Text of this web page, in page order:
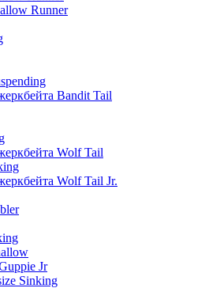
Runner
Bandit Tail
Wolf Tail
Wolf Tail Jr.
Jr
Sinking